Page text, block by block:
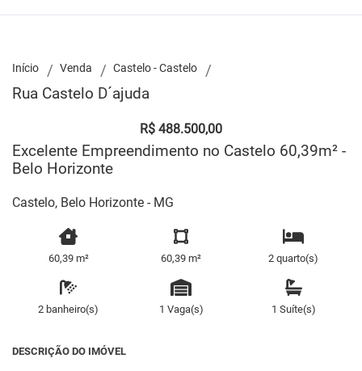
Início Venda Castelo - Castelo
Rua Castelo D´ajuda
R$ 488.500,00
Excelente Empreendimento no Castelo 60,39m² -
Belo Horizonte
Castelo, Belo Horizonte - MG
60,39 m² 60,39 m² 2 quarto(s)
2 banheiro(s) 1 Vaga(s) 1 Suíte(s)
DESCRIÇÃO DO IMÓVEL